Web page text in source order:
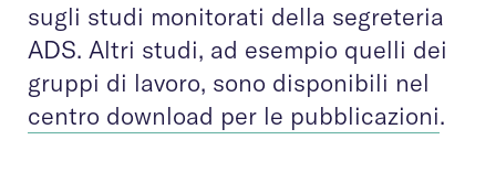
sugli studi monitorati della segreteria
ADS. Altri studi, ad esempio quelli dei
gruppi di lavoro, sono disponibili nel
centro download per le pubblicazioni.